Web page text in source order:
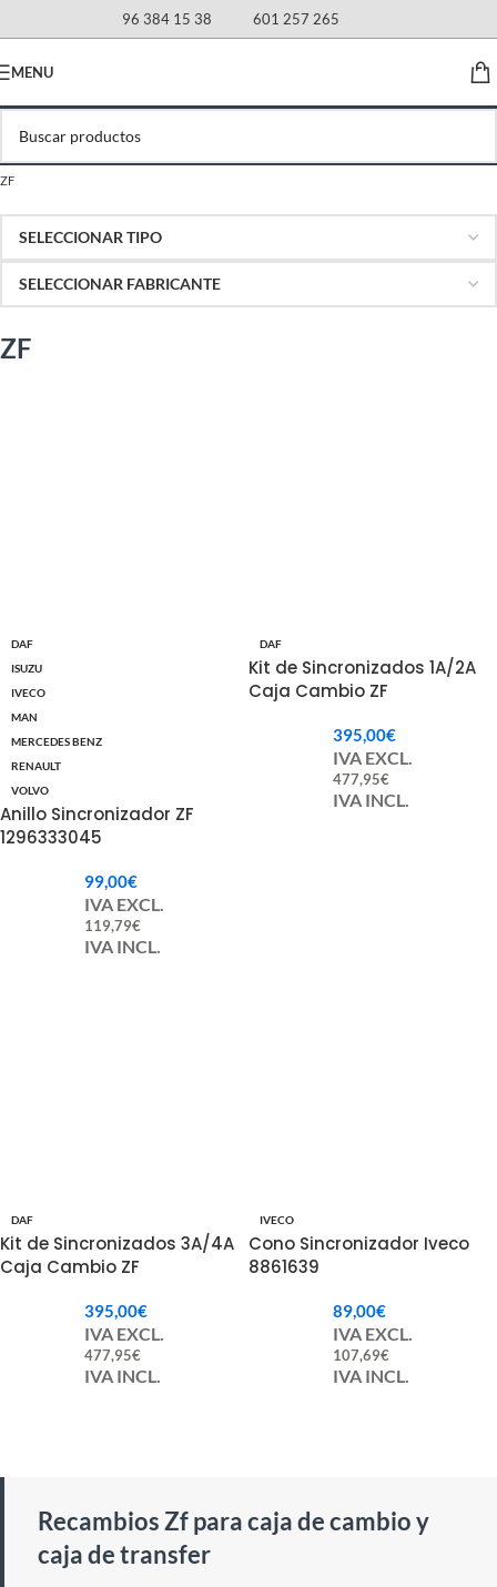
96 384 15 38 601 257 265
MENU
ZF
ZF
DAF
ISUZU
IVECO
MAN
MERCEDES BENZ
RENAULT
VOLVO
Anillo Sincronizador ZF
1296333045
99,00€
IVA EXCL.
119,79€
IVA INCL.
DAF
Kit de Sincronizados 1A/2A
Caja Cambio ZF
395,00€
IVA EXCL.
477,95€
IVA INCL.
DAF
Kit de Sincronizados 3A/4A
Caja Cambio ZF
395,00€
IVA EXCL.
477,95€
IVA INCL.
IVECO
Cono Sincronizador Iveco
8861639
89,00€
IVA EXCL.
107,69€
IVA INCL.
Recambios Zf para caja de cambio y
caja de transfer